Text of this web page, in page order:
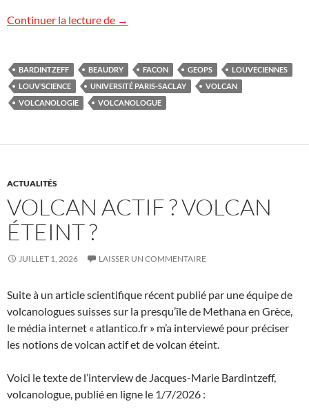
Continuer la lecture de Entretien sur la volcanologie
→
BARDINTZEFF BEAUDRY FACON GEOPS
LOUVECIENNES
LOUV’SCIENCE
UNIVERSITÉ PARIS-SACLAY
VOLCAN
VOLCANOLOGIE
VOLCANOLOGUE
ACTUALITÉS
VOLCAN ACTIF ? VOLCAN
ÉTEINT ?
JUILLET 1, 2026 LAISSER UN COMMENTAIRE
Suite à un article scientifique récent publié par une équipe de
volcanologues suisses sur la presqu’île de Methana en Grèce,
le média internet « atlantico.fr » m’a interviewé pour préciser
les notions de volcan actif et de volcan éteint.
Voici le texte de l’interview de Jacques-Marie Bardintzeff,
volcanologue, publié en ligne le 1/7/2026 :